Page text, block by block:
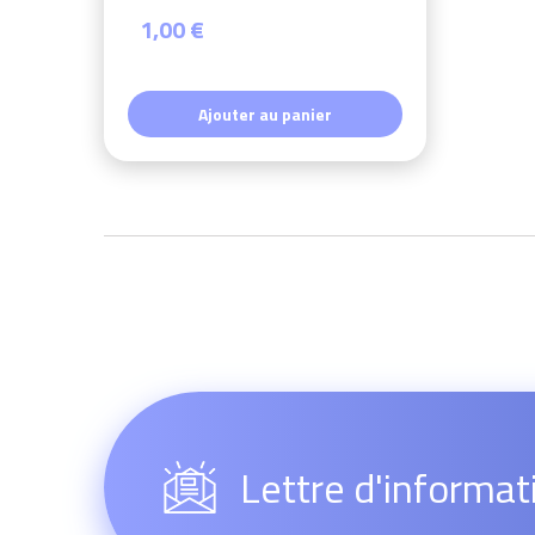
1,00 €
Ajouter au panier
Lettre